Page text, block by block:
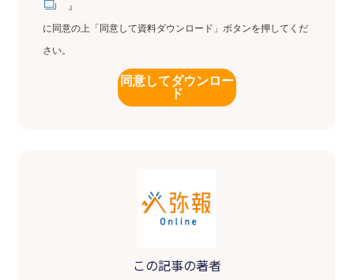
』
に同意の上「同意して資料ダウンロード」ボタンを押してくだ
さい。
同意してダウンロー
ド
この記事の著者